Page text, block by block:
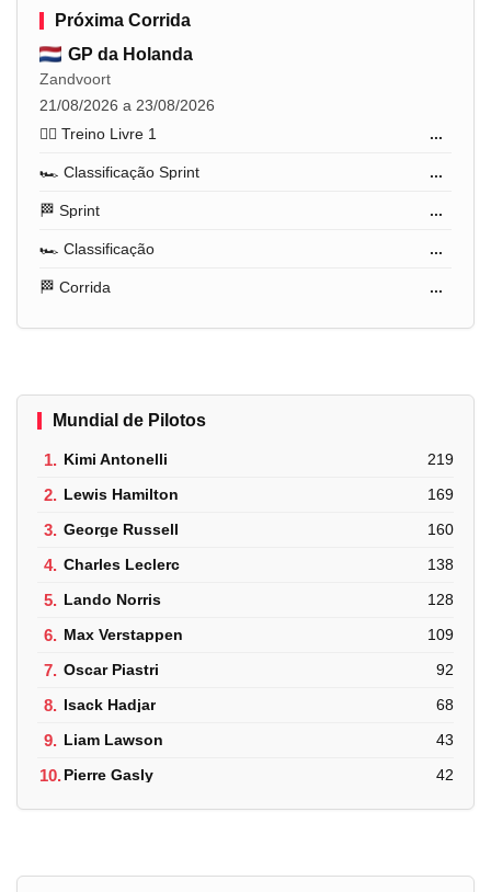
Próxima Corrida
GP da Holanda
Zandvoort
21/08/2026 a 23/08/2026
🏋️‍♂️ Treino Livre 1
...
🏎️ Classificação Sprint ...
🏁 Sprint ...
🏎️ Classificação ...
🏁 Corrida ...
Mundial de Pilotos
1. Kimi Antonelli 219
2. Lewis Hamilton 169
3. George Russell 160
4. Charles Leclerc 138
5. Lando Norris 128
6. Max Verstappen 109
7. Oscar Piastri 92
8. Isack Hadjar 68
9. Liam Lawson 43
10.Pierre Gasly 42